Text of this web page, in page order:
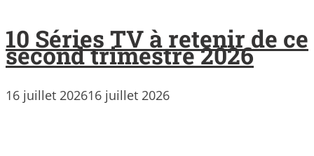
10 Séries TV à retenir de ce
second trimestre 2026
16 juillet 202616 juillet 2026